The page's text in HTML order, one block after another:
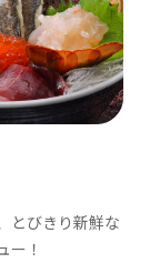
とびきり新鮮な
ー！